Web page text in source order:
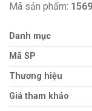
Mã sản phẩm: 1569
Danh mục
Mã SP
Thương hiệu
Giá tham khảo